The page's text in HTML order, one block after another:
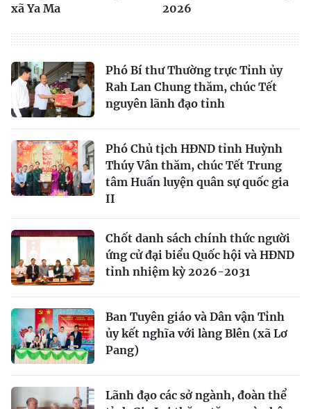
xã Ya Ma
2026
Phó Bí thư Thường trực Tỉnh ủy
Rah Lan Chung thăm, chúc Tết
nguyên lãnh đạo tỉnh
Phó Chủ tịch HĐND tỉnh Huỳnh
Thúy Vân thăm, chúc Tết Trung
tâm Huấn luyện quân sự quốc gia
II
Chốt danh sách chính thức người
ứng cử đại biểu Quốc hội và HĐND
tỉnh nhiệm kỳ 2026-2031
Ban Tuyên giáo và Dân vận Tỉnh
ủy kết nghĩa với làng Blên (xã Lơ
Pang)
Lãnh đạo các sở ngành, đoàn thể